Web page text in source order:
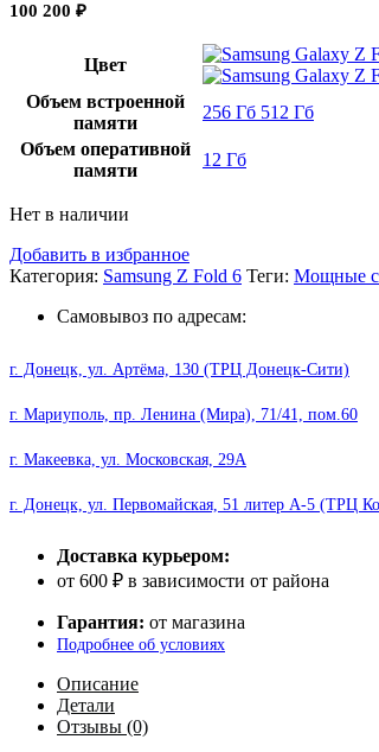
100 200 ₽
Цвет
Объем встроенной
памяти
256 Гб 512 Гб
Объем оперативной
памяти
12 Гб
Нет в наличии
Добавить в избранное
Категория: Samsung Z Fold 6 Теги: Мощные
Самовывоз по адресам:
г. Донецк, ул. Артёма, 130 (ТРЦ Донецк-Сити)
г. Мариуполь, пр. Ленина (Мира), 71/41, пом.60
г. Макеевка, ул. Московская, 29А
г. Донецк, ул. Первомайская, 51 литер А-5 (ТРЦ
Доставка курьером:
от 600 ₽ в зависимости от района
Гарантия: от магазина
Подробнее об условиях
Описание
Детали
Отзывы (0)